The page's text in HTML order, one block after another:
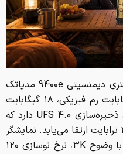
گوشی تانک ۵ به تراشه‌ی ۴ نانومتری دیمنسیتی 9400e مدیاتک
مجهز است. این محصول ۱۸ گیگابایت رم فیزیکی، ۱۸ گیگابایت
رم مجازی و ۵۱۲ گیگابایت فضای ذخیره‌سازی UFS 4.0 دارد که
از طریق کارت حافظه‌ی جانبی تا ۲ ترابایت ارتقا می‌یابد. نمایشگر
۶٫۷۳ اینچی دستگاه از نوع اولد با وضوح 3K، نرخ نوسازی ۱۲۰